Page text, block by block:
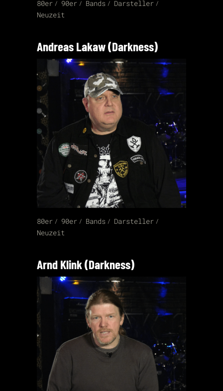
80er 90er Bands
Darsteller
Neuzeit
Andreas Lakaw (Darkness)
80er 90er Bands
Darsteller
Neuzeit
Arnd Klink (Darkness)